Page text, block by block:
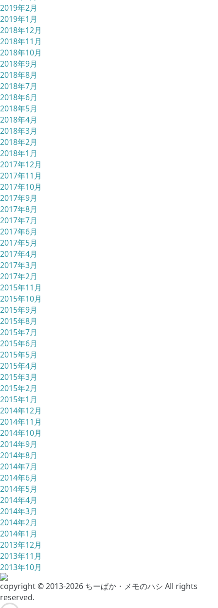
2019年2月
2019年1月
2018年12月
2018年11月
2018年10月
2018年9月
2018年8月
2018年7月
2018年6月
2018年5月
2018年4月
2018年3月
2018年2月
2018年1月
2017年12月
2017年11月
2017年10月
2017年9月
2017年8月
2017年7月
2017年6月
2017年5月
2017年4月
2017年3月
2017年2月
2015年11月
2015年10月
2015年9月
2015年8月
2015年7月
2015年6月
2015年5月
2015年4月
2015年3月
2015年2月
2015年1月
2014年12月
2014年11月
2014年10月
2014年9月
2014年8月
2014年7月
2014年6月
2014年5月
2014年4月
2014年3月
2014年2月
2014年1月
2013年12月
2013年11月
2013年10月
copyright © 2013-2026 ちーぱか・メモのハシ All rights
reserved.